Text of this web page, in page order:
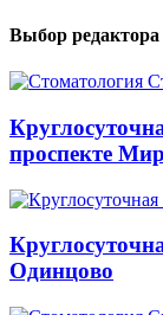
Выбор редактора
проспекте
Одинцово